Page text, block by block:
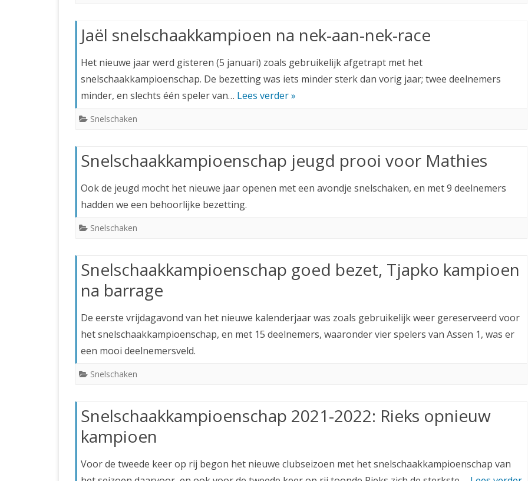
Jaël snelschaakkampioen na nek-aan-nek-race
Het nieuwe jaar werd gisteren (5 januari) zoals gebruikelijk afgetrapt met het
snelschaakkampioenschap. De bezetting was iets minder sterk dan vorig jaar; twee deelnemers
minder, en slechts één speler van… Lees verder »
Snelschaken
Snelschaakkampioenschap jeugd prooi voor Mathies
Ook de jeugd mocht het nieuwe jaar openen met een avondje snelschaken, en met 9 deelnemers
hadden we een behoorlijke bezetting.
Snelschaken
Snelschaakkampioenschap goed bezet, Tjapko kampioen
na barrage
De eerste vrijdagavond van het nieuwe kalenderjaar was zoals gebruikelijk weer gereserveerd voor
het snelschaakkampioenschap, en met 15 deelnemers, waaronder vier spelers van Assen 1, was er
een mooi deelnemersveld.
Snelschaken
Snelschaakkampioenschap 2021-2022: Rieks opnieuw
kampioen
Voor de tweede keer op rij begon het nieuwe clubseizoen met het snelschaakkampioenschap van